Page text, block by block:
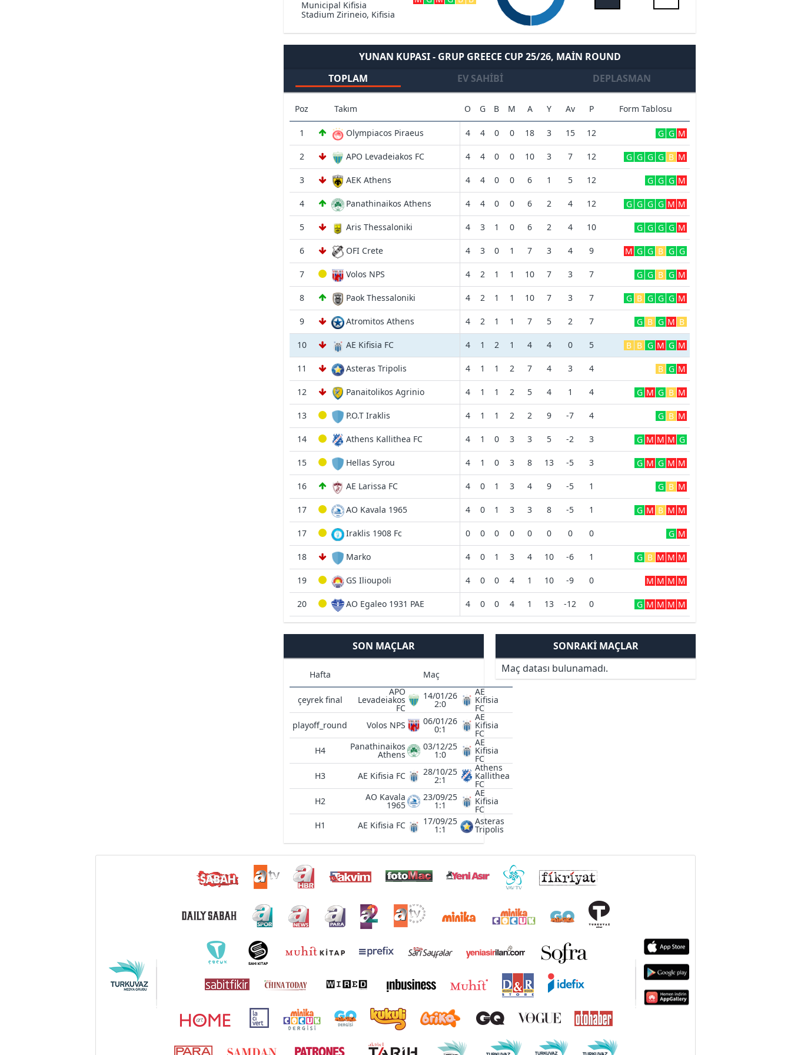
Municipal Kifisia
Stadium Zirineio, Kifisia
YUNAN KUPASI - GRUP GREECE CUP 25/26, MAIN ROUND
TOPLAM
EV SAHIBI DEPLASMAN
Poz Takım O G B M A Y Av P Form Tablosu
1 Olympiacos Piraeus 4 4 0 0 18 3 15 12 G G M
2 APO Levadeiakos FC 4 4 0 0 10 3 7 12 G G G G B M
3 AEK Athens 4 4 0 0 6 1 5 12 G G G M
4 Panathinaikos Athens 4 4 0 0 6 2 4 12 G G G G M M
5 Aris Thessaloniki 4 3 1 0 6 2 4 10 G G G G M
6 OFI Crete 4 3 0 1 7 3 4 9 M G G B G G
7 Volos NPS 4 2 1 1 10 7 3 7 G G B G M
8 Paok Thessaloniki 4 2 1 1 10 7 3 7 G B G G G M
9 Atromitos Athens 4 2 1 1 7 5 2 7 G B G M B
10 AE Kifisia FC 4 1 2 1 4 4 0 5 B B G M G M
11 Asteras Tripolis 4 1 1 2 7 4 3 4 B G M
12 Panaitolikos Agrinio 4 1 1 2 5 4 1 4 G M G B M
13 P.O.T Iraklis 4 1 1 2 2 9 -7 4 G B M
14 Athens Kallithea FC 4 1 0 3 3 5 -2 3 G M M M G
15 Hellas Syrou 4 1 0 3 8 13 -5 3 G M G M M
16 AE Larissa FC 4 0 1 3 4 9 -5 1 G B M
17 AO Kavala 1965 4 0 1 3 3 8 -5 1 G M B M M
17 Iraklis 1908 Fc 0 0 0 0 0 0 0 0 G M
18 Marko 4 0 1 3 4 10 -6 1 G B M M M
19 GS Ilioupoli 4 0 0 4 1 10 -9 0 M M M M
20 AO Egaleo 1931 PAE 4 0 0 4 1 13 -12 0 G M M M M
SON MAÇLAR
Hafta Maç
çeyrek final
APO
Levadeiakos
FC
14/01/26
2:0
AE
Kifisia
FC
playoff_round
Volos NPS 06/01/26
0:1
AE
Kifisia
FC
H4
Panathinaikos
Athens
03/12/25
1:0
AE
Kifisia
FC
H3
AE Kifisia FC 28/10/25
2:1
Athens
Kallithea
FC
H2
AO Kavala
1965
23/09/25
1:1
AE
Kifisia
FC
H1
AE Kifisia FC 17/09/25
1:1
Asteras
Tripolis
SONRAKI MAÇLAR
Maç datası bulunamadı.